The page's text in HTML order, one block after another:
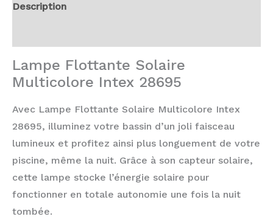
Description
Lampe Flottante Solaire
Multicolore Intex 28695
Avec Lampe Flottante Solaire Multicolore Intex
28695, illuminez votre bassin d’un joli faisceau
lumineux et profitez ainsi plus longuement de votre
piscine, même la nuit. Grâce à son capteur solaire,
cette lampe stocke l’énergie solaire pour
fonctionner en totale autonomie une fois la nuit
tombée.